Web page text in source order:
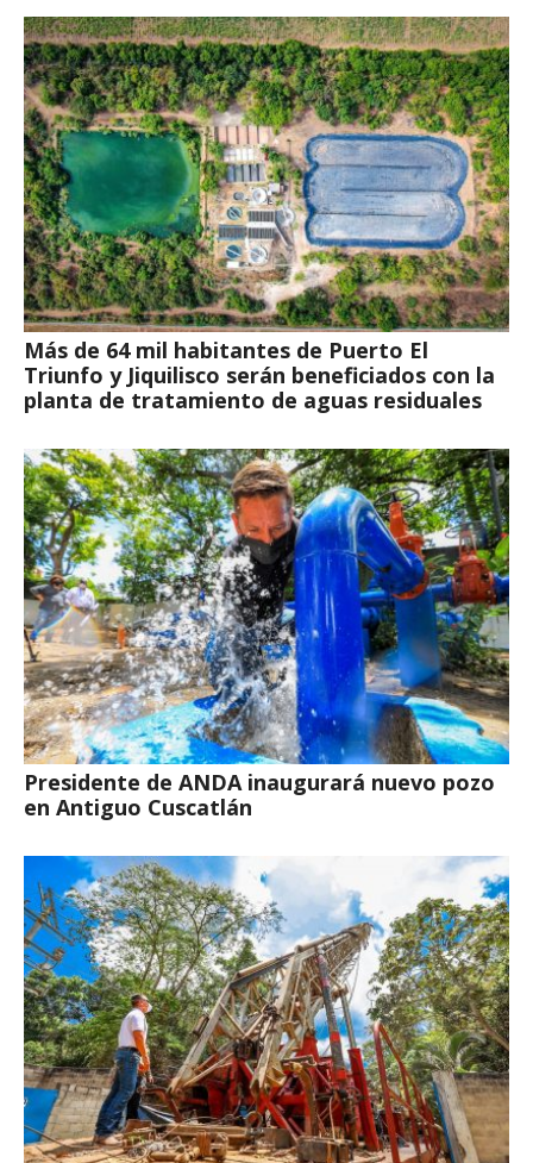
Más de 64 mil habitantes de Puerto El
Triunfo y Jiquilisco serán beneficiados con la
planta de tratamiento de aguas residuales
Presidente de ANDA inaugurará nuevo pozo
en Antiguo Cuscatlán